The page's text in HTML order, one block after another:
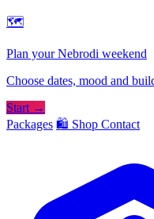
🗺
Plan your Nebrodi weekend
Choose dates, mood and
Start →
Packages 🛍️ Shop Contact